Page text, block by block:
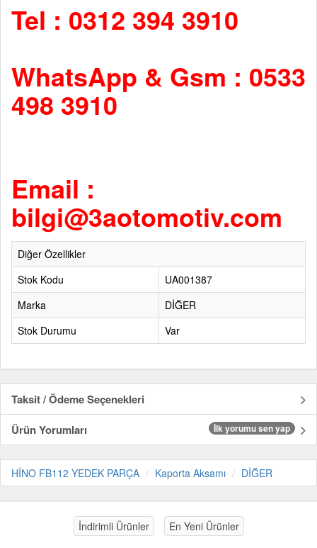
Tel : 0312 394 3910
WhatsApp & Gsm : 0533
498 3910
Email :
bilgi@3aotomotiv.com
Diğer Özellikler
Stok Kodu
UA001387
Marka
DİĞER
Stok Durumu
Var
Taksit / Ödeme Seçenekleri
Ürün Yorumları
İlk yorumu sen yap
HİNO FB112 YEDEK PARÇA Kaporta Aksamı DİĞER
İndirimli Ürünler En Yeni Ürünler